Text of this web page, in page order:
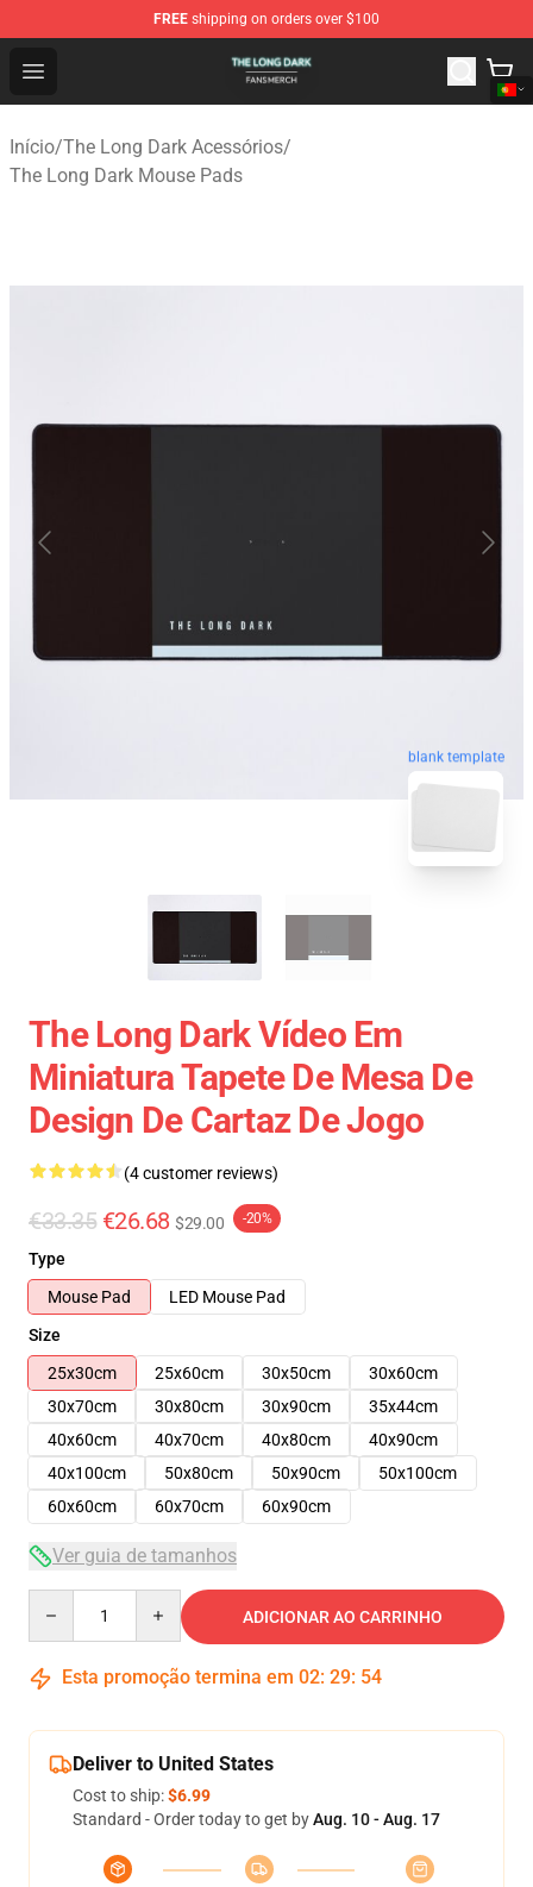
FREE shipping on orders over $100
Open menu
The Long Dark Shop - Official The Long Dark
Início/The Long Dark Acessórios/
The Long Dark Mouse Pads
blank template
The Long Dark Vídeo Em
Miniatura Tapete De Mesa De
Design De Cartaz De Jogo
(4 customer reviews)
€33.35 €26.68 $29.00 -20%
Type
Mouse Pad
LED Mouse Pad
Size
25x30cm
25x60cm 30x50cm
30x60cm
30x70cm
30x80cm 30x90cm
35x44cm
40x60cm
40x70cm 40x80cm
40x90cm
40x100cm
50x80cm 50x90cm
50x100cm
60x60cm
60x70cm 60x90cm
Ver guia de tamanhos
ADICIONAR AO CARRINHO
Esta promoção termina em 02: 29: 54
Deliver to United States
Cost to ship:$6.99
Standard - Order today to get byAug. 10 - Aug. 17